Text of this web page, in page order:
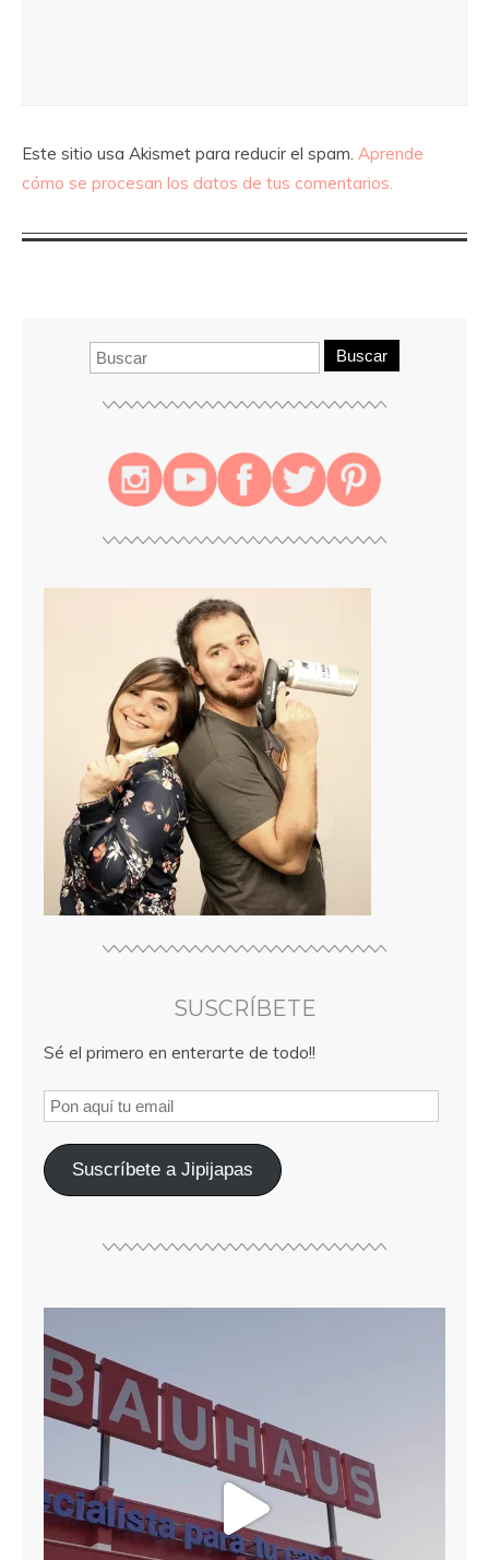
Este sitio usa Akismet para reducir el spam. Aprende
cómo se procesan los datos de tus comentarios.
Buscar
SUSCRÍBETE
Sé el primero en enterarte de todo!!
Suscríbete a Jipijapas